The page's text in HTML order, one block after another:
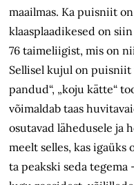
maailmas. Ka puisniit
klaasplaadikesed on
76 taimeliigist, mis on
Sellisel kujul on puisniit
pandud“, „koju kätte“
võimaldab taas
osutavad lähedusele ja
meelt selles, kas
ta peakski seda